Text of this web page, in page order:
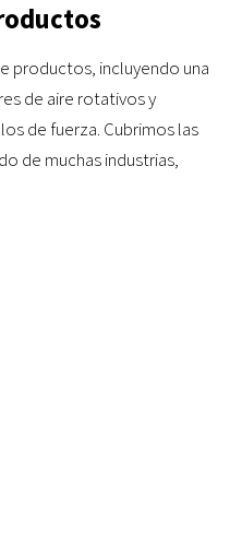
productos, incluyendo una
de aire rotativos y
de fuerza. Cubrimos las
de muchas industrias,